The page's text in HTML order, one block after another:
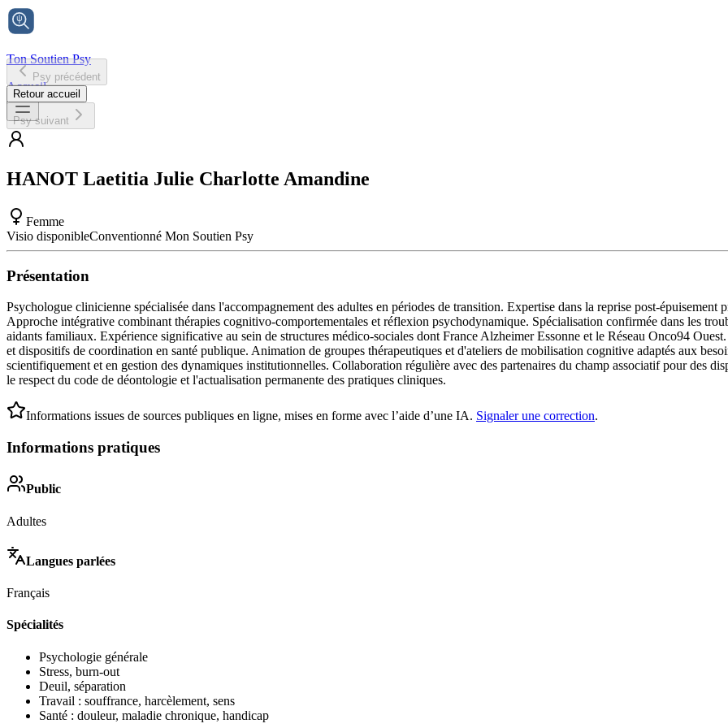
Ton Soutien Psy
Accueil
Psy précédent
Retour accueil
Psy suivant
HANOT Laetitia Julie Charlotte Amandine
Femme
Visio disponibleConventionné Mon Soutien Psy
Présentation
Psychologue clinicienne spécialisée dans l'accompagnement des adultes en périodes de transition. Expertise dans la reprise post-épuisement
Approche intégrative combinant thérapies cognitivo-comportementales et réflexion psychodynamique. Spécialisation confirmée dans les
aidants familiaux. Expérience significative au sein de structures médico-sociales dont France Alzheimer Essonne et le Réseau Onco94
et dispositifs de coordination en santé publique. Animation de groupes thérapeutiques et d'ateliers de mobilisation cognitive adaptés aux
scientifiquement et en gestion des dynamiques institutionnelles. Collaboration régulière avec des partenaires du champ associatif pour des
le respect du code de déontologie et l'actualisation permanente des pratiques cliniques.
Informations issues de sources publiques en ligne, mises en forme avec l’aide d’une IA. Signaler une correction.
Informations pratiques
Public
Adultes
Langues parlées
Français
Spécialités
Psychologie générale
Stress, burn-out
Deuil, séparation
Travail : souffrance, harcèlement, sens
Santé : douleur, maladie chronique, handicap